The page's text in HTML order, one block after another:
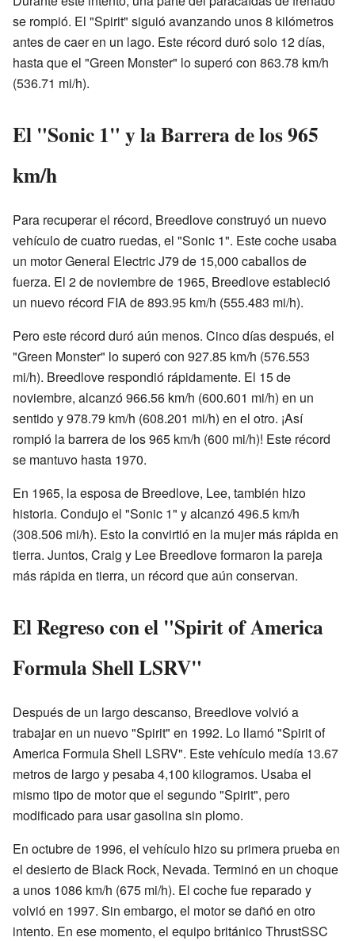
se rompió. El "Spirit" siguió avanzando unos 8 kilómetros
antes de caer en un lago. Este récord duró solo 12 días,
hasta que el "Green Monster" lo superó con 863.78 km/h
(536.71 mi/h).
El "Sonic 1" y la Barrera de los 965
km/h
Para recuperar el récord, Breedlove construyó un nuevo
vehículo de cuatro ruedas, el "Sonic 1". Este coche usaba
un motor General Electric J79 de 15,000 caballos de
fuerza. El 2 de noviembre de 1965, Breedlove estableció
un nuevo récord FIA de 893.95 km/h (555.483 mi/h).
Pero este récord duró aún menos. Cinco días después, el
"Green Monster" lo superó con 927.85 km/h (576.553
mi/h). Breedlove respondió rápidamente. El 15 de
noviembre, alcanzó 966.56 km/h (600.601 mi/h) en un
sentido y 978.79 km/h (608.201 mi/h) en el otro. ¡Así
rompió la barrera de los 965 km/h (600 mi/h)! Este récord
se mantuvo hasta 1970.
En 1965, la esposa de Breedlove, Lee, también hizo
historia. Condujo el "Sonic 1" y alcanzó 496.5 km/h
(308.506 mi/h). Esto la convirtió en la mujer más rápida en
tierra. Juntos, Craig y Lee Breedlove formaron la pareja
más rápida en tierra, un récord que aún conservan.
El Regreso con el "Spirit of America
Formula Shell LSRV"
Después de un largo descanso, Breedlove volvió a
trabajar en un nuevo "Spirit" en 1992. Lo llamó "Spirit of
America Formula Shell LSRV". Este vehículo medía 13.67
metros de largo y pesaba 4,100 kilogramos. Usaba el
mismo tipo de motor que el segundo "Spirit", pero
modificado para usar gasolina sin plomo.
En octubre de 1996, el vehículo hizo su primera prueba en
el desierto de Black Rock, Nevada. Terminó en un choque
a unos 1086 km/h (675 mi/h). El coche fue reparado y
volvió en 1997. Sin embargo, el motor se dañó en otro
intento. En ese momento, el equipo británico ThrustSSC